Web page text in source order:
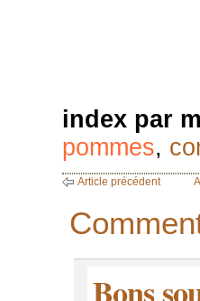
index par
pommes,
Article précédent